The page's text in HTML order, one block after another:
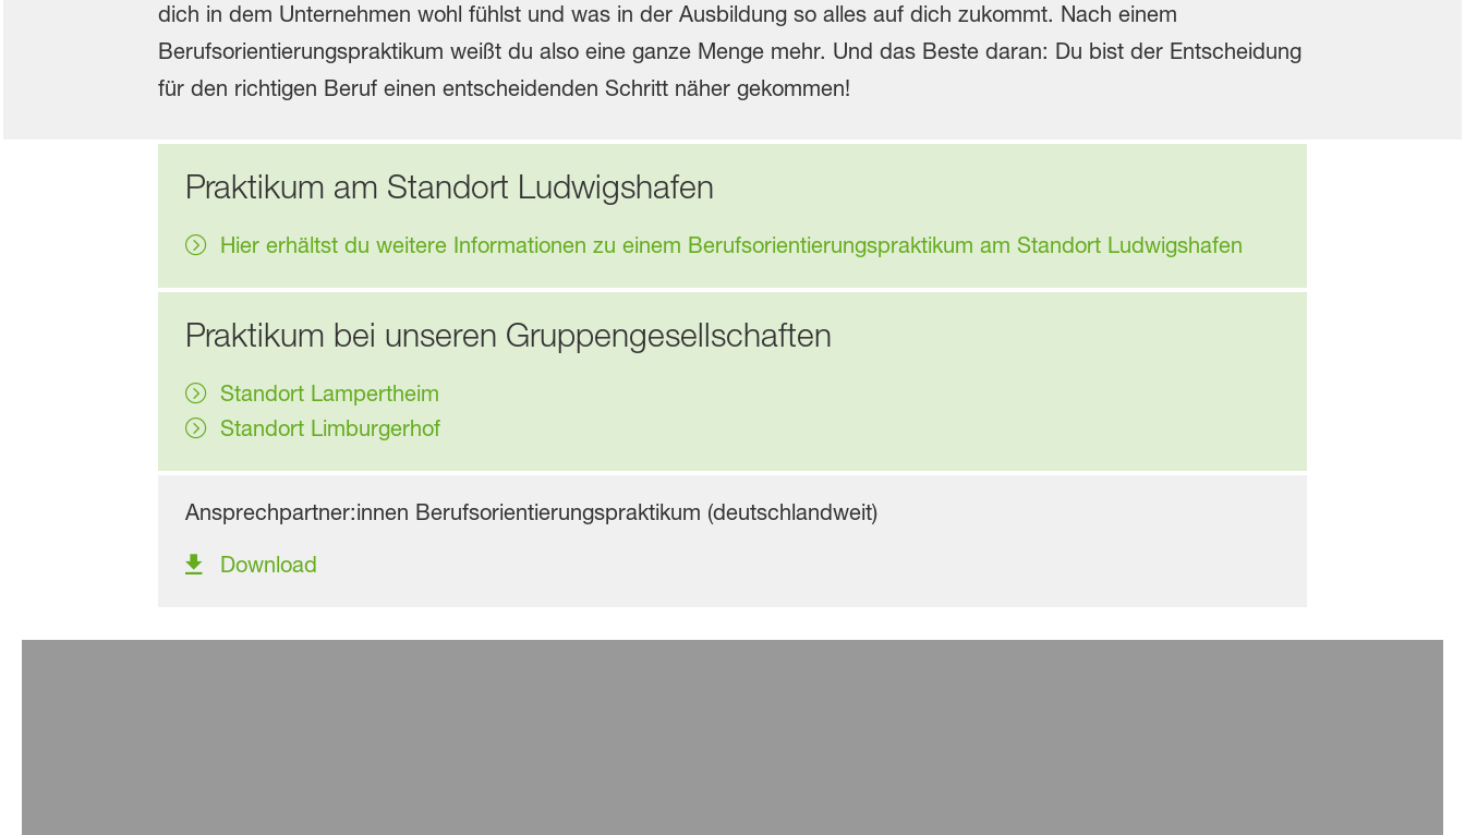
dich in dem Unternehmen wohl fühlst und was in der Ausbildung so alles auf dich zukommt. Nach einem
Berufsorientierungspraktikum weißt du also eine ganze Menge mehr. Und das Beste daran: Du bist der Entscheidung
für den richtigen Beruf einen entscheidenden Schritt näher gekommen!
Praktikum am Standort Ludwigshafen
Hier erhältst du weitere Informationen zu einem Berufsorientierungspraktikum am Standort Ludwigshafen
Praktikum bei unseren Gruppengesellschaften
Standort Lampertheim
Standort Limburgerhof
Ansprechpartner:innen Berufsorientierungspraktikum (deutschlandweit)
Download